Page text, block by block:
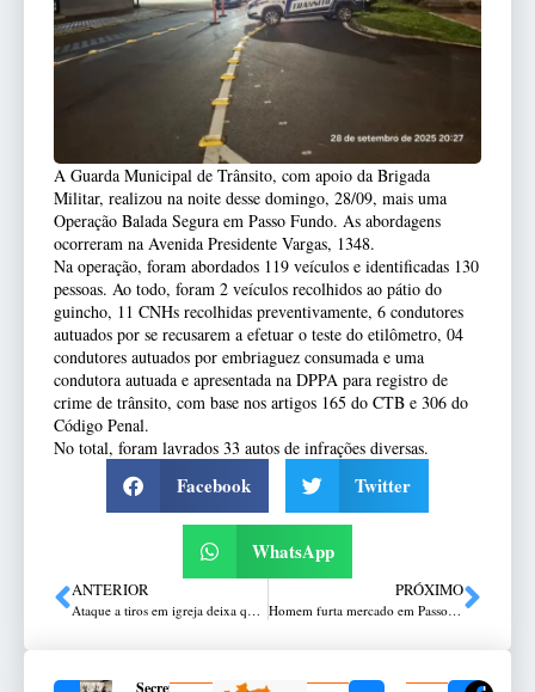
A Guarda Municipal de Trânsito, com apoio da Brigada
Militar, realizou na noite desse domingo, 28/09, mais uma
Operação Balada Segura em Passo Fundo. As abordagens
ocorreram na Avenida Presidente Vargas, 1348.
Na operação, foram abordados 119 veículos e identificadas 130
pessoas. Ao todo, foram 2 veículos recolhidos ao pátio do
guincho, 11 CNHs recolhidas preventivamente, 6 condutores
autuados por se recusarem a efetuar o teste do etilômetro, 04
condutores autuados por embriaguez consumada e uma
condutora autuada e apresentada na DPPA para registro de
crime de trânsito, com base nos artigos 165 do CTB e 306 do
Código Penal.
No total, foram lavrados 33 autos de infrações diversas.
Facebook Twitter
WhatsApp
ANTERIOR
Ataque a tiros em igreja deixa quatro mortos e oito feridos nos Estados Unidos
PRÓXIMO
Homem furta mercado em Passo Fundo, volta e pede para ser preso pela Brigada Militar
Secretaria